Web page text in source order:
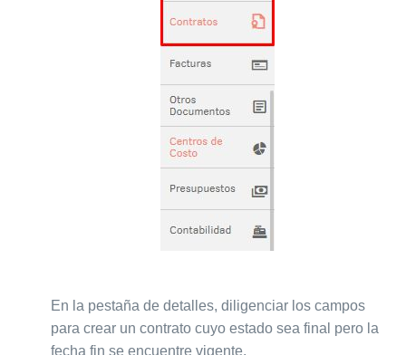
En la pestaña de detalles, diligenciar los campos
para crear un contrato cuyo estado sea final pero la
fecha fin se encuentre vigente.